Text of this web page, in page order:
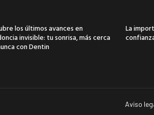
los últimos avances en
invisible: tu sonrisa, más cerca
con Dentin
La
Aviso